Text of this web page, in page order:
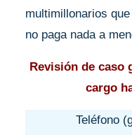
multimillonarios
no paga nada a
Revisión de caso
cargo
Teléfono